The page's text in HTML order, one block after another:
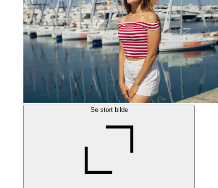
Se stort bilde